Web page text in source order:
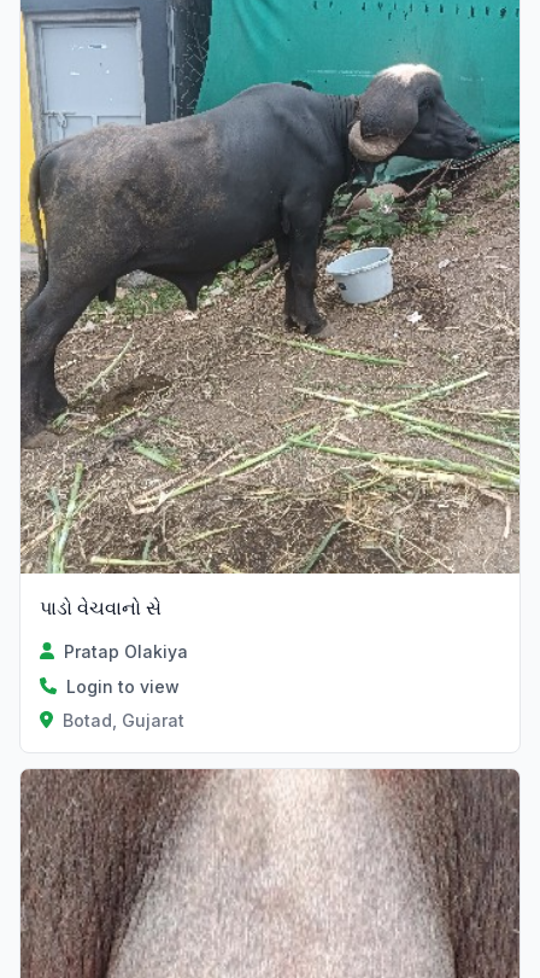
પાડો વેચવાનો સે
Pratap Olakiya
Login to view
Botad, Gujarat